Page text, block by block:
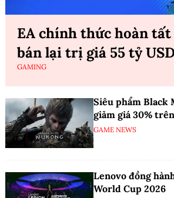
EA chính thức hoàn
bán lại trị giá 55 tỷ
GAMING
Siêu phẩm Black
giảm giá 30%
GAME NEWS
Lenovo đồng
World Cup 2026